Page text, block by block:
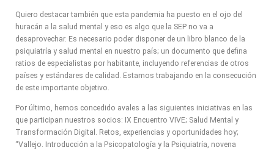
Quiero destacar también que esta pandemia ha puesto en el ojo del
huracán a la salud mental y eso es algo que la SEP no va a
desaprovechar. Es necesario poder disponer de un libro blanco de la
psiquiatría y salud mental en nuestro país; un documento que defina
ratios de especialistas por habitante, incluyendo referencias de otros
países y estándares de calidad. Estamos trabajando en la consecución
de este importante objetivo.
Por último, hemos concedido avales a las siguientes iniciativas en las
que participan nuestros socios: IX Encuentro VIVE; Salud Mental y
Transformación Digital. Retos, experiencias y oportunidades hoy;
“Vallejo. Introducción a la Psicopatología y la Psiquiatría, novena